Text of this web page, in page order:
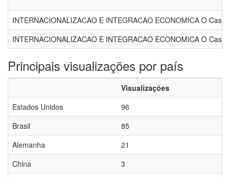
INTERNACIONALIZACAO E INTEGRACAO ECONOMICA O Caso
INTERNACIONALIZACAO E INTEGRACAO ECONOMICA O
Principais visualizações por país
Visualizações
Estados Unidos
96
Brasil
85
Alemanha
21
China
3